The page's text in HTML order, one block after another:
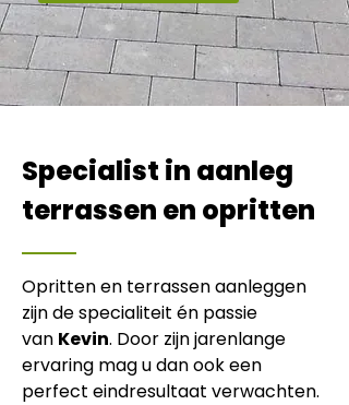
Specialist in aanleg
terrassen en opritten
Opritten en terrassen aanleggen
zijn de specialiteit én passie
van Kevin. Door zijn jarenlange
ervaring mag u dan ook een
perfect eindresultaat verwachten.